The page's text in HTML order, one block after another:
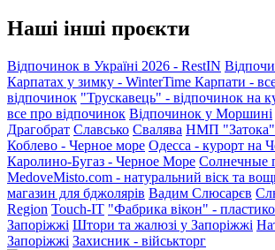
Наші інші проєкти
Відпочинок в Україні 2026 - RestIN
Карпатах у зимку - WinterTime Карпати -
відпочинок "Трускавець" - відпочинок на
все про відпочинок Відпочинок у Моршині
Драгобрат Славсько Свалява НМП "Затока"
Коблево - Черное море Одесса - курорт на
Каролино-Бугаз - Черное Море Солнечные
MedoveMisto.com - натуральний віск та
магазин для бджолярів Вадим Слюсарєв
Region Touch-IT "Фабрика вікон" -
Запоріжжі Штори та жалюзі у Запоріжжі
Запоріжжі Захисник - військторг